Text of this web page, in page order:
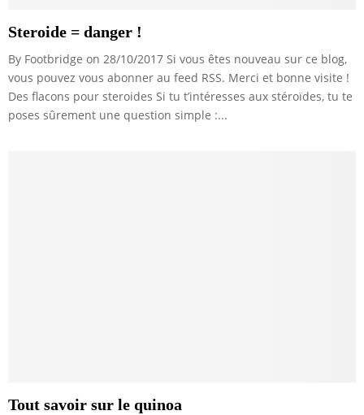
Steroide = danger !
By Footbridge on 28/10/2017 Si vous êtes nouveau sur ce blog,
vous pouvez vous abonner au feed RSS. Merci et bonne visite !
Des flacons pour steroides Si tu t’intéresses aux stéroïdes, tu te
poses sûrement une question simple :...
Tout savoir sur le quinoa